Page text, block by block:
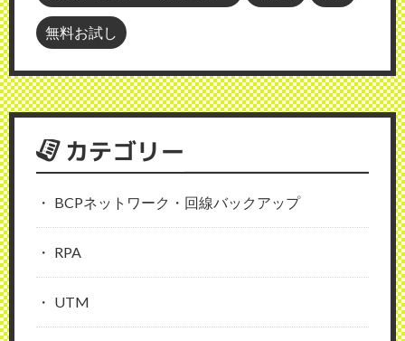
無料お試し
カテゴリー
BCPネットワーク・回線バックアップ
RPA
UTM